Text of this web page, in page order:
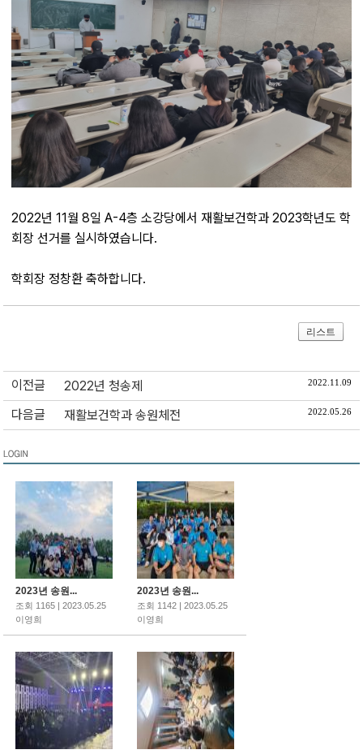
2022년 11월 8일 A-4층 소강당에서 재활보건학과 2023학년도 학
회장 선거를 실시하였습니다.
학회장 정창환 축하합니다.
리스트
이전글 2022년 청송제 2022.11.09
다음글 재활보건학과 송원체전 2022.05.26
2023년 송원...
조회 1165 | 2023.05.25
이영희
2023년 송원...
조회 1142 | 2023.05.25
이영희